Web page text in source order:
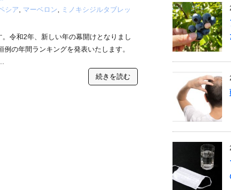
シア マーベロン
ミノキシジルタブレッ
令和2年、新しい年の幕開けとなりまし
例の年間ランキングを発表いたします。
続きを読む